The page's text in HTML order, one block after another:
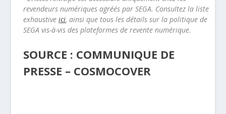
revendeurs numériques agréés par SEGA. Consultez la liste
exhaustiveici, ainsi que tous les détails sur la politique de
SEGA vis-à-vis des plateformes de revente numérique.
SOURCE : COMMUNIQUE DE
PRESSE – COSMOCOVER